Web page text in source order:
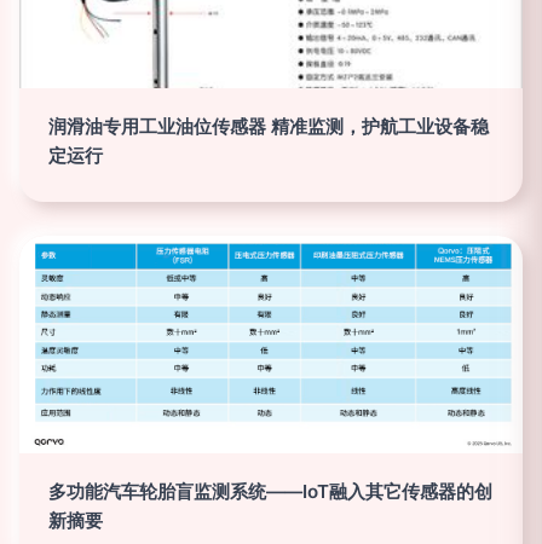
润滑油专用工业油位传感器 精准监测，护航工业设备稳
定运行
多功能汽车轮胎盲监测系统——IoT融入其它传感器的创
新摘要